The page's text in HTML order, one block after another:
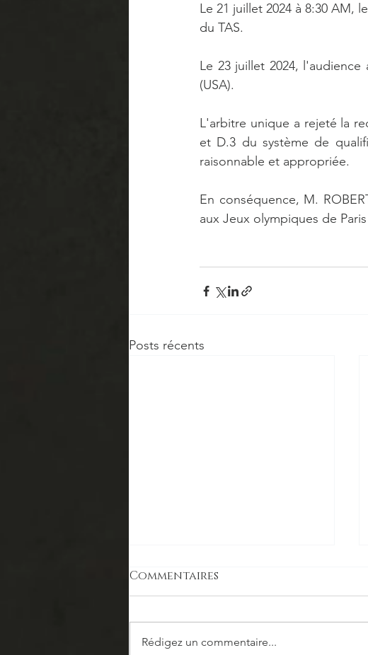
Le 21 juillet 2024 à 8:30 AM,
du TAS.
Le 23 juillet 2024,
(USA).
L'arbitre unique a rejeté la
et D.3 du système de
raisonnable et appropriée.
En conséquence, M.
aux Jeux olympiques de Paris
Posts récents
Commentaires
Rédigez un commentaire...